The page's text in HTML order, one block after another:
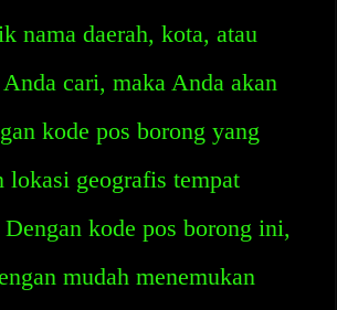
nama daerah, kota, atau
cari, maka Anda akan
kode pos borong yang
lokasi geografis tempat
kode pos borong ini,
mudah menemukan